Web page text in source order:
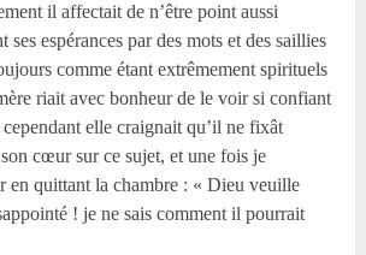
il affectait de n’être point aussi
ses espérances par des mots et des saillies
comme étant extrêmement spirituels
riait avec bonheur de le voir si confiant
elle craignait qu’il ne fixât
cœur sur ce sujet, et une fois je
en quittant la chambre : « Dieu veuille
! je ne sais comment il pourrait